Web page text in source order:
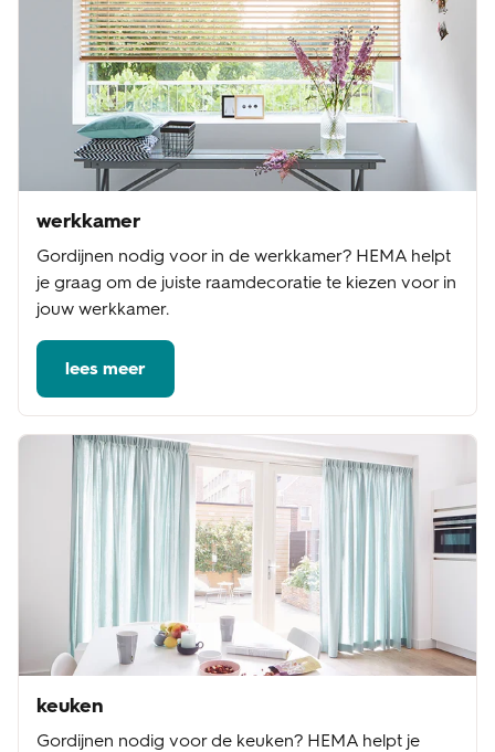
werkkamer
Gordijnen nodig voor in de werkkamer? HEMA helpt
je graag om de juiste raamdecoratie te kiezen voor in
jouw werkkamer.
lees meer
keuken
Gordijnen nodig voor de keuken? HEMA helpt je